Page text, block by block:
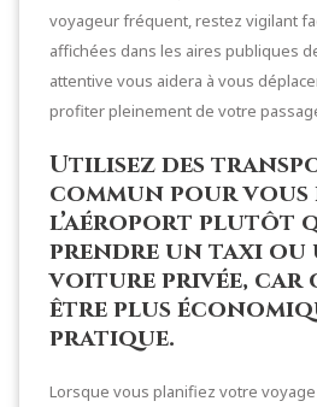
voyageur fréquent, restez vigilant
affichées dans les aires publiques
attentive vous aidera à vous
profiter pleinement de votre
Utilisez des
commun pour
l’aéroport plutôt
prendre un taxi ou
voiture privée, car
être plus
pratique.
Lorsque vous planifiez votre